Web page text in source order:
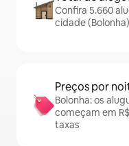
Confira 5.660
cidade (Bolonha)
Preços por
Bolonha: os
começam em
taxas